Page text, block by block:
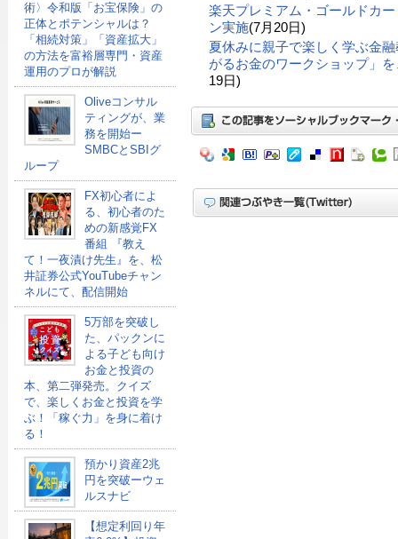
術〉令和版「お宝保険」の
正体とポテンシャルは？
「相続対策」「資産拡大」
の方法を富裕層専門・資産
運用のプロが解説
Oliveコンサル
ティングが、業
務を開始ー
SMBCとSBIグ
ループ
FX初心者によ
る、初心者のた
めの新感覚FX
番組 『教え
て！一夜漬け先生』を、松
井証券公式YouTubeチャン
ネルにて、配信開始
5万部を突破し
た、パックンに
よる子ども向け
お金と投資の
本、第二弾発売。クイズ
で、楽しくお金と投資を学
ぶ！「稼ぐ力」を身に着け
る！
預かり資産2兆
円を突破ーウェ
ルスナビ
【想定利回り年
楽天プレミアム・ゴールドカ
ン実施(7月20日)
夏休みに親子で楽しく学ぶ金
がるお金のワークショップ」
19日)